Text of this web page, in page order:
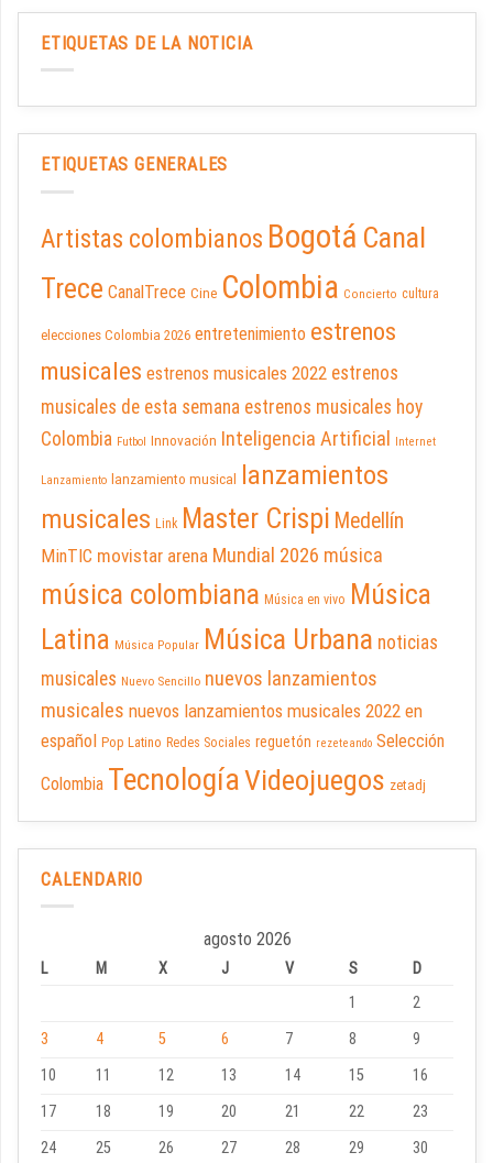
ETIQUETAS DE LA NOTICIA
ETIQUETAS GENERALES
Artistas colombianos Bogotá Canal
Trece CanalTrece Cine Colombia Concierto cultura
elecciones Colombia 2026 entretenimiento estrenos
musicales estrenos musicales 2022 estrenos
musicales de esta semana estrenos musicales hoy
Colombia Futbol Innovación Inteligencia Artificial Internet
Lanzamiento lanzamiento musical lanzamientos
musicales Link Master Crispi Medellín
MinTIC movistar arena Mundial 2026 música
música colombiana Música en vivo Música
Latina Música Popular Música Urbana noticias
musicales Nuevo Sencillo nuevos lanzamientos
musicales nuevos lanzamientos musicales 2022 en
español Pop Latino Redes Sociales reguetón rezeteando Selección
Colombia TecnologíaVideojuegos zetadj
CALENDARIO
agosto 2026
L M X J V S
D
1
2
3
4 5 6 7 8
9
10
11 12 13 14 15
16
17
18 19 20 21 22
23
24
25 26 27 28 29
30